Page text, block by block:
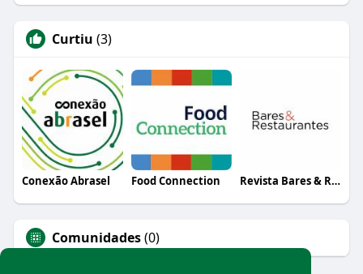
Curtiu (3)
Conexão Abrasel Food Connection Revista Bares & Restaurantes
Comunidades(0)